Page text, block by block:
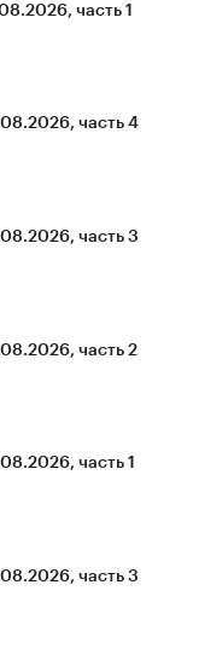
часть 1
часть 4
часть 3
часть 2
часть 1
часть 3